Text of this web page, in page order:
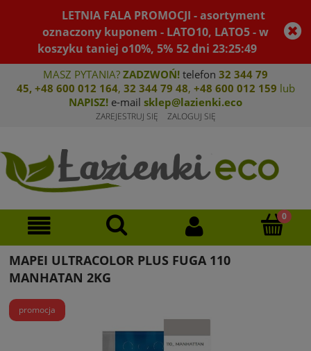
LETNIA FALA PROMOCJI - asortyment
oznaczony kuponem - LATO10, LATO5 - w
koszyku taniej o10%, 5% 52dni23:25:49
MASZ PYTANIA? ZADZWOŃ! telefon 32 344 79
45, +48 600 012 164, 32 344 79 48, +48 600 012 159 lub
NAPISZ! e-mail sklep@lazienki.eco
ZAREJESTRUJ SIĘ ZALOGUJ SIĘ
MAPEI ULTRACOLOR PLUS FUGA 110
MANHATAN 2KG
promocja